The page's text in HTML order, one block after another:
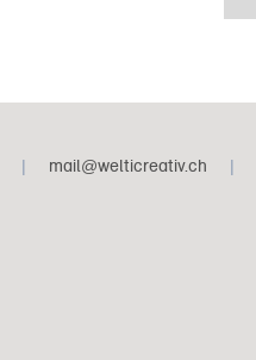
| mail@welticreativ.ch |